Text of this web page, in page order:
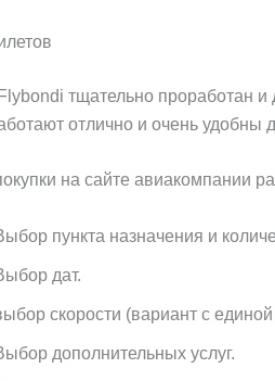
тщательно проработан
отлично и очень удобны
на сайте авиакомпании
пункта назначения и
дат.
скорости (вариант с единой
дополнительных услуг.